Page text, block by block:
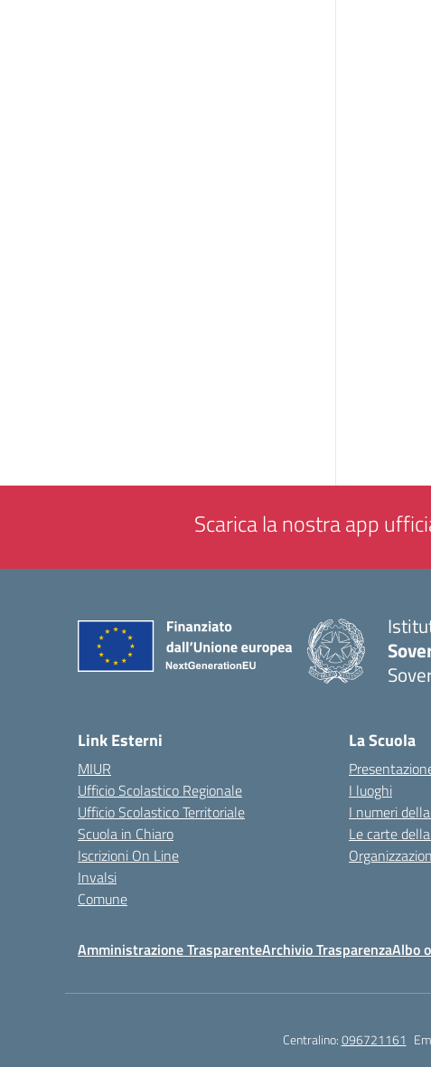
Scarica la nostra app
Link Esterni
MIUR
Ufficio Scolastico Regionale
Ufficio Scolastico Territoriale
Scuola in Chiaro
Iscrizioni On Line
Invalsi
Comune
La Scuola
I luoghi
I numeri
Le carte
Amministrazione TrasparenteArchivio TrasparenzaAlbo
Centralino:096721161